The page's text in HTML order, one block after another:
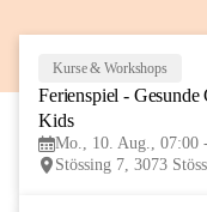
Kurse & Workshops
Ferienspiel -
Kids
Mo., 10. Aug., 07:00
Stössing 7, 3073